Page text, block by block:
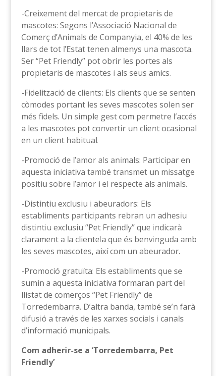
-Creixement del mercat de propietaris de
mascotes: Segons l’Associació Nacional de
Comerç d’Animals de Companyia, el 40% de les
llars de tot l’Estat tenen almenys una mascota.
Ser “Pet Friendly” pot obrir les portes als
propietaris de mascotes i als seus amics.
-Fidelització de clients: Els clients que se senten
còmodes portant les seves mascotes solen ser
més fidels. Un simple gest com permetre l’accés
a les mascotes pot convertir un client ocasional
en un client habitual.
-Promoció de l’amor als animals: Participar en
aquesta iniciativa també transmet un missatge
positiu sobre l’amor i el respecte als animals.
-Distintiu exclusiu i abeuradors: Els
establiments participants rebran un adhesiu
distintiu exclusiu “Pet Friendly” que indicarà
clarament a la clientela que és benvinguda amb
les seves mascotes, així com un abeurador.
-Promoció gratuïta: Els establiments que se
sumin a aquesta iniciativa formaran part del
llistat de comerços “Pet Friendly” de
Torredembarra. D’altra banda, també se’n farà
difusió a través de les xarxes socials i canals
d’informació municipals.
Com adherir-se a ‘Torredembarra, Pet
Friendly’